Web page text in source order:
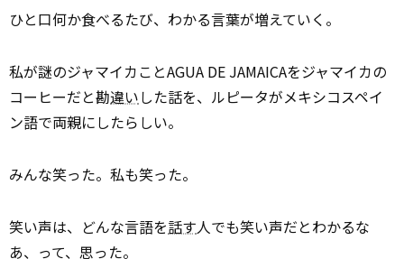
ひと口何か食べるたび、わかる言葉が増えていく。
私が謎のジャマイカことAGUA DE JAMAICAをジャマイカの
コーヒーだと勘違いした話を、ルピータがメキシコスペイ
ン語で両親にしたらしい。
みんな笑った。私も笑った。
笑い声は、どんな言語を話す人でも笑い声だとわかるな
あ、って、思った。